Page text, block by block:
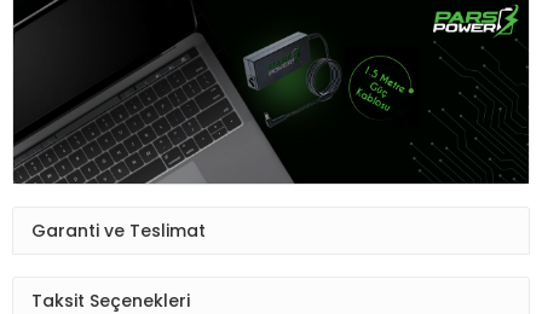
Garanti ve Teslimat
Taksit Seçenekleri